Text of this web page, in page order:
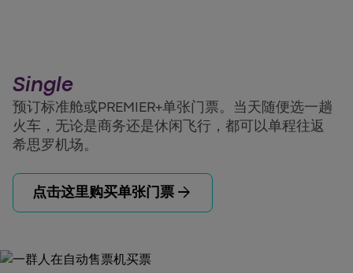
Single
预订标准舱或PREMIER+单张门票。当天随便选一趟
火车，无论是商务还是休闲飞行，都可以单程往返
希思罗机场。
点击这里购买单张门票 arrow_forward